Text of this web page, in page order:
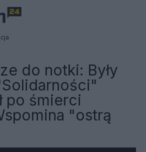
do notki: Były
po śmierci
"ostrą